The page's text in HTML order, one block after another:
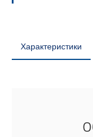
Характеристики